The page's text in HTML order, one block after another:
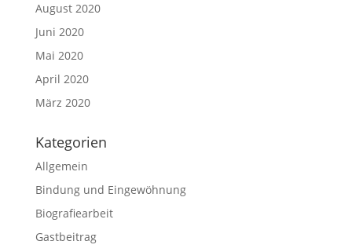
August 2020
Juni 2020
Mai 2020
April 2020
März 2020
Kategorien
Allgemein
Bindung und Eingewöhnung
Biografiearbeit
Gastbeitrag